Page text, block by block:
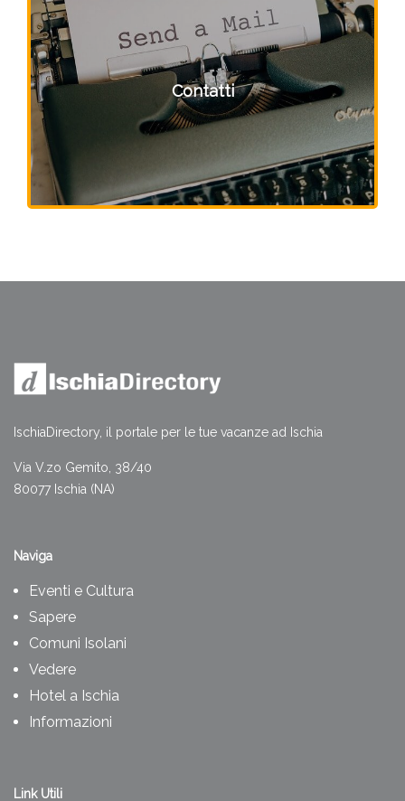
Contatti
IschiaDirectory, il portale per le tue vacanze ad Ischia
Via V.zo Gemito, 38/40
80077 Ischia (NA)
Naviga
Eventi e Cultura
Sapere
Comuni Isolani
Vedere
Hotel a Ischia
Informazioni
Link Utili